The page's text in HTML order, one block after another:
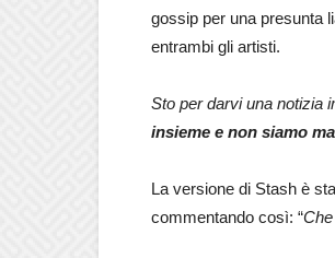
gossip per una presunta
entrambi gli artisti.
Sto per darvi una notizia
insieme e non siamo
La versione di Stash è
commentando così: “Che